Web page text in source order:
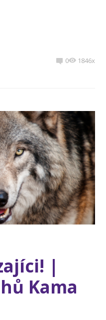
0 1846x
|
Kama